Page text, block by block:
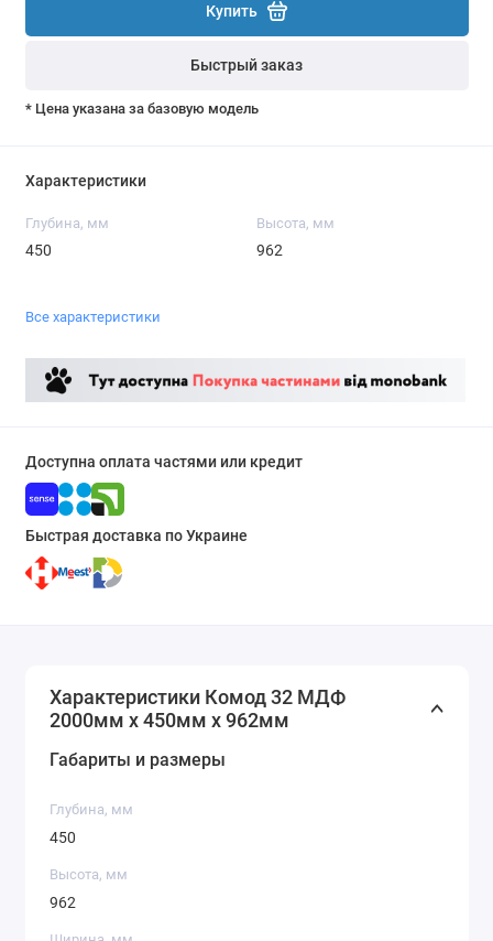
Купить
Быстрый заказ
* Цена указана за базовую модель
Характеристики
Глубина, мм
450
Высота, мм
962
Все характеристики
Доступна оплата частями или кредит
Быстрая доставка по Украине
Характеристики Комод 32 МДФ
2000мм x 450мм x 962мм
Габариты и размеры
Глубина, мм
450
Высота, мм
962